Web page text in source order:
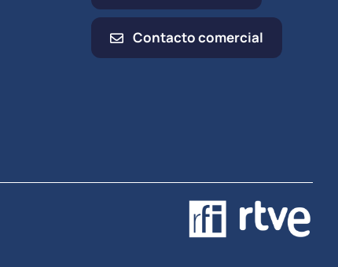
Contacto comercial